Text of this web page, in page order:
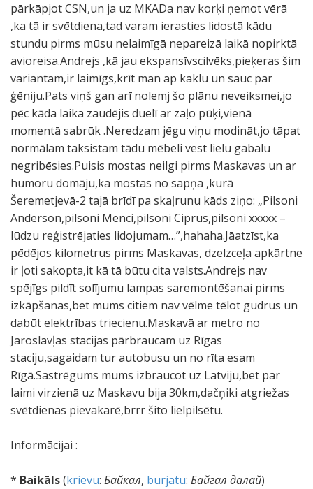
pārkāpjot CSN,un ja uz MKADa nav korķi ņemot vērā
,ka tā ir svētdiena,tad varam ierasties lidostā kādu
stundu pirms mūsu nelaimīgā nepareizā laikā nopirktā
avioreisa.Andrejs ,kā jau ekspansīvscilvēks,pieķeras šim
variantam,ir laimīgs,krīt man ap kaklu un sauc par
ģēniju.Pats viņš gan arī nolemj šo plānu neveiksmei,jo
pēc kāda laika zaudējis duelī ar zaļo pūķi,vienā
momentā sabrūk .Neredzam jēgu viņu modināt,jo tāpat
normālam taksistam tādu mēbeli vest lielu gabalu
negribēsies.Puisis mostas neilgi pirms Maskavas un ar
humoru domāju,ka mostas no sapņa ,kurā
Šeremetjevā-2 tajā brīdī pa skaļrunu kāds ziņo: „Pilsoni
Anderson,pilsoni Menci,pilsoni Ciprus,pilsoni xxxxx –
lūdzu reģistrējaties lidojumam…”,hahaha.Jāatzīst,ka
pēdējos kilometrus pirms Maskavas, dzelzceļa apkārtne
ir ļoti sakopta,it kā tā būtu cita valsts.Andrejs nav
spējīgs pildīt solījumu lampas saremontēšanai pirms
izkāpšanas,bet mums citiem nav vēlme tēlot gudrus un
dabūt elektrības triecienu.Maskavā ar metro no
Jaroslavļas stacijas pārbraucam uz Rīgas
staciju,sagaidam tur autobusu un no rīta esam
Rīgā.Sastrēgums mums izbraucot uz Latviju,bet par
laimi virzienā uz Maskavu bija 30km,dačņiki atgriežas
svētdienas pievakarē,brrr šito lielpilsētu.
Informācijai :
* Baikāls(krievu: Байкал, burjatu: Байгал далай)